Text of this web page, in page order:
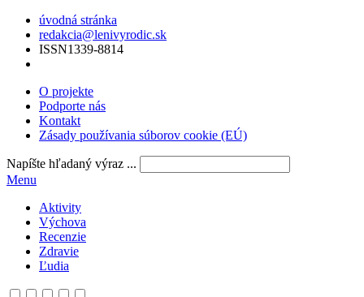
úvodná stránka
redakcia@lenivyrodic.sk
ISSN1339-8814
O projekte
Podporte nás
Kontakt
Zásady používania súborov cookie (EÚ)
Napíšte hľadaný výraz ...
Menu
Aktivity
Výchova
Recenzie
Zdravie
Ľudia